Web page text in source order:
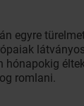
egyre
romlani.